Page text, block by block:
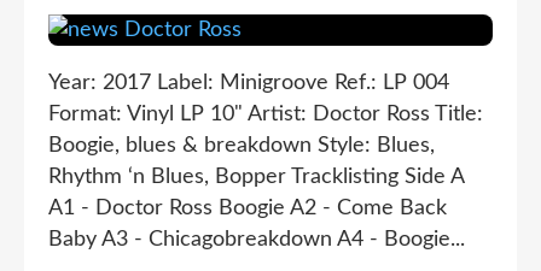
Year: 2017 Label: Minigroove Ref.: LP 004
Format: Vinyl LP 10" Artist: Doctor Ross Title:
Boogie, blues & breakdown Style: Blues,
Rhythm ‘n Blues, Bopper Tracklisting Side A
A1 - Doctor Ross Boogie A2 - Come Back
Baby A3 - Chicagobreakdown A4 - Boogie...